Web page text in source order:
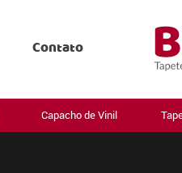
Contato
Capacho de Vinil